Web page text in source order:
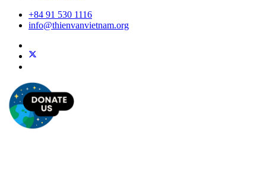
+84 91 530 1116
info@thienvanvietnam.org